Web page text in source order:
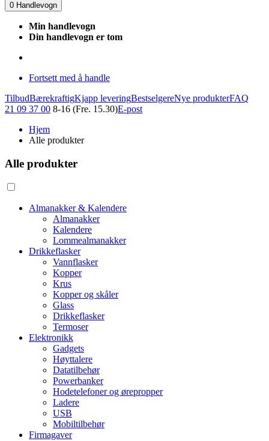
0 Handlevogn
Min handlevogn
Din handlevogn er tom
Fortsett med å handle
TilbudBærekraftigKjapp leveringBestselgereNye produkterFAQ
21 09 37 00 8-16 (Fre. 15.30)E-post
Hjem
Alle produkter
Alle produkter
Almanakker & Kalendere
Almanakker
Kalendere
Lommealmanakker
Drikkeflasker
Vannflasker
Kopper
Krus
Kopper og skåler
Glass
Drikkeflasker
Termoser
Elektronikk
Gadgets
Høyttalere
Datatilbehør
Powerbanker
Hodetelefoner og ørepropper
Ladere
USB
Mobiltilbehør
Firmagaver